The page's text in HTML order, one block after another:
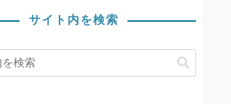
サイト内を検索